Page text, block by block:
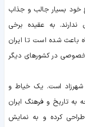
خود بسیار جالب و جذاب
ندارند. به عقیده برخی
باعث شده است تا ایران
خصوصی در کشورهای دیگر
شهرزاد است. یک خیاط و
به تاریخ و فرهنگ ایران
کرده و به نمایش